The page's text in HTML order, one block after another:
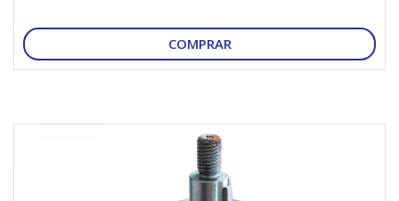
COMPRAR